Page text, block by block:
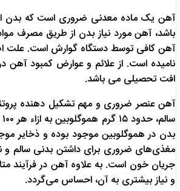
آهن یک ماده معدنی ضروری است که بدن
باشد، آهن مورد نیاز بدن از طریق مصرف
آهن کافی توسط دستگاه گوارش است. علت
نامیده است. از علائم و عوارض کمبود
افت تحصیلی می باشد.
آهن عنصر ضروری و مهم تشکیل دهنده
مغذی‌های ضروری برای داشتن بدنی سالم و
جریان خون است. به علاوه آهن در فرآیند
و نیاز بیشتری به آن، احساس می‌گردد.